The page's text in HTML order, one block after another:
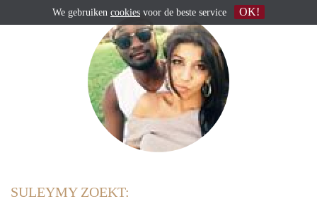
SULEYMY ZOEKT:
We gebruiken cookies voor de beste service OK!